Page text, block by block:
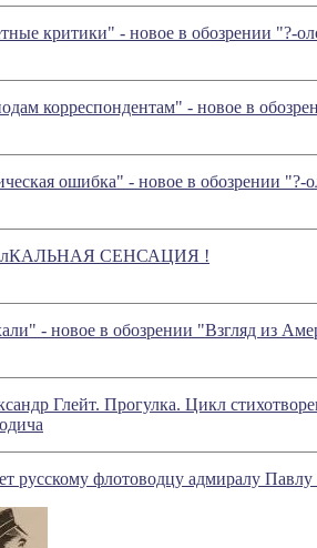
критики" - новое в обозрении "?-
корреспондентам" - новое в
ошибка" - новое в обозрении
СЕНСАЦИЯ !
- новое в обозрении "Взгляд из
Глейт. Прогулка. Цикл
русскому флотоводцу адмиралу